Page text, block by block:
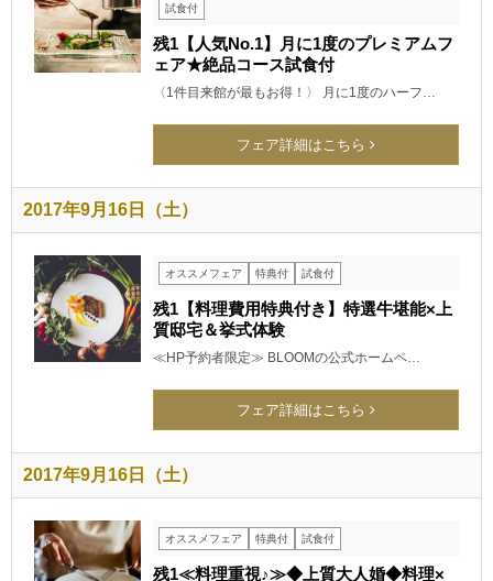
試食付
残1【人気No.1】月に1度のプレミアムフ
ェア★絶品コース試食付
〈1件目来館が最もお得！〉 月に1度のハーフ…
フェア詳細はこちら
2017年9月16日（土）
オススメフェア 特典付 試食付
残1【料理費用特典付き】特選牛堪能×上
質邸宅＆挙式体験
≪HP予約者限定≫ BLOOMの公式ホームペ…
フェア詳細はこちら
2017年9月16日（土）
オススメフェア 特典付 試食付
残1≪料理重視♪≫◆上質大人婚◆料理×